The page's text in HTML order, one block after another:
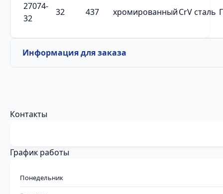
27074-
32
32 437 хромированныйCrV сталь
Информация для заказа
Контакты
График работы
Понедельник